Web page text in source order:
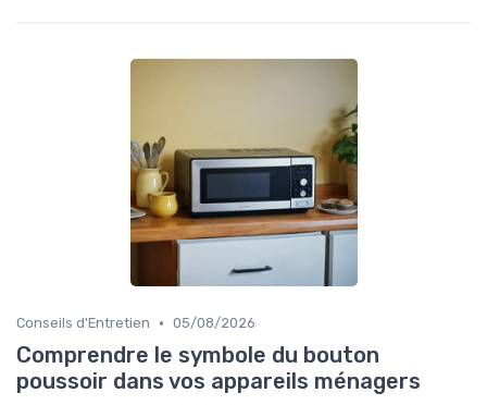
Conseils d'Entretien • 05/08/2026
Comprendre le symbole du bouton
poussoir dans vos appareils ménagers